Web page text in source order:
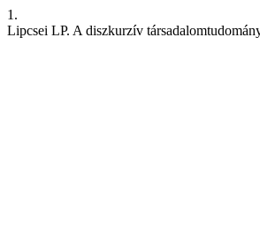
1.
Lipcsei LP. A diszkurzív